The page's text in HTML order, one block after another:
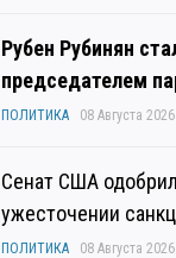
Рубен Рубинян
председателем
ПОЛИТИКА 08 Августа 2026
Сенат США
ужесточении
ПОЛИТИКА 08 Августа